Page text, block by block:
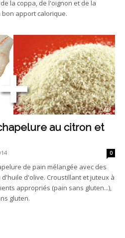
la coppa, de l'oignon et de la
apport calorique.
au citron et
0
de pain mélangée avec des
d'olive. Croustillant et juteux à
appropriés (pain sans gluten...),
gluten.